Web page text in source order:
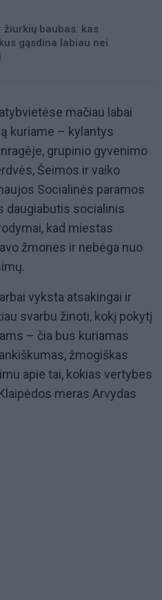
žiurkių baubas: kas
gąsdina labiau nei
mačiau labai
kuriame – kylantys
grupinio gyvenimo
Šeimos ir vaiko
Socialinės paramos
daugiabutis socialinis
kad miestas
žmones ir nebėga nuo
vyksta atsakingai ir
svarbu žinoti, kokį pokytį
– čia bus kuriamas
žmogiškas
apie tai, kokias vertybes
meras Arvydas